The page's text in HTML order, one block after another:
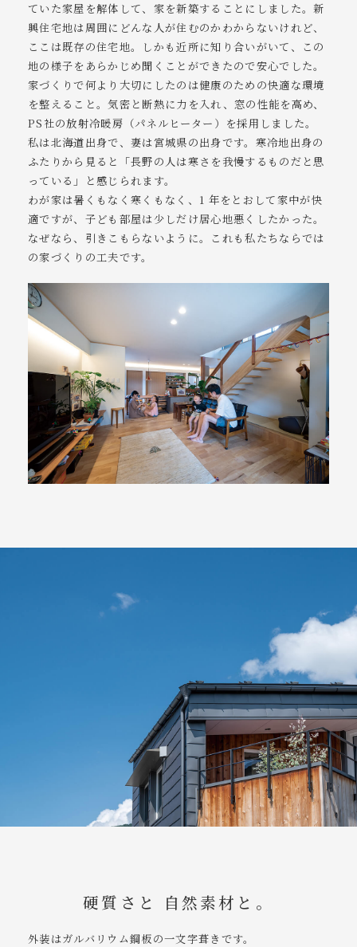
ていた家屋を解体して、家を新築することにしました。新
興住宅地は周囲にどんな人が住むのかわからないけれど、
ここは既存の住宅地。しかも近所に知り合いがいて、この
地の様子をあらかじめ聞くことができたので安心でした。
家づくりで何より大切にしたのは健康のための快適な環境
を整えること。気密と断熱に力を入れ、窓の性能を高め、
PS社の放射冷暖房（パネルヒーター）を採用しました。
私は北海道出身で、妻は宮城県の出身です。寒冷地出身の
ふたりから見ると「長野の人は寒さを我慢するものだと思
っている」と感じられます。
わが家は暑くもなく寒くもなく、1 年をとおして家中が快
適ですが、子ども部屋は少しだけ居心地悪くしたかった。
なぜなら、引きこもらないように。これも私たちならでは
の家づくりの工夫です。
硬質さと 自然素材と。
外装はガルバリウム鋼板の一文字葺きです。